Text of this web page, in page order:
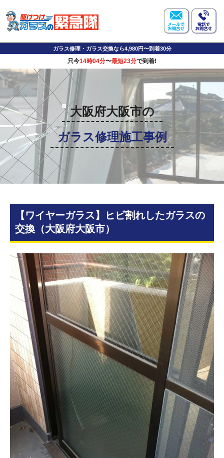
ガラス修理・ガラス交換なら4,980円〜到着30分
只今14時04分〜最短23分で到着!
大阪府大阪市の
ガラス修理施工事例
【ワイヤーガラス】ヒビ割れしたガラスの
交換（大阪府大阪市）